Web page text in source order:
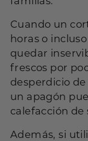
Cuando un
horas o
quedar
frescos por
desperdicio
un apagón
calefacción de
Además, si